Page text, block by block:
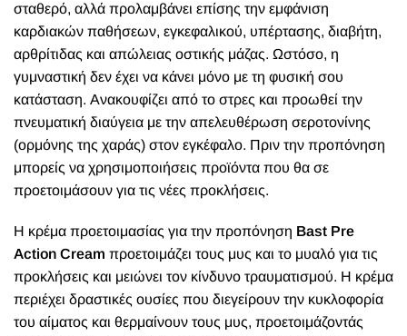
σταθερό, αλλά προλαμβάνει επίσης την εμφάνιση
καρδιακών παθήσεων, εγκεφαλικού, υπέρτασης, διαβήτη,
αρθρίτιδας και απώλειας οστικής μάζας. Ωστόσο, η
γυμναστική δεν έχει να κάνει μόνο με τη φυσική σου
κατάσταση. Ανακουφίζει από το στρες και προωθεί την
πνευματική διαύγεια με την απελευθέρωση σεροτονίνης
(ορμόνης της χαράς) στον εγκέφαλο. Πριν την προπόνηση
μπορείς να χρησιμοποιήσεις προϊόντα που θα σε
προετοιμάσουν για τις νέες προκλήσεις.
Η κρέμα προετοιμασίας για την προπόνηση Bast Pre
Action Cream προετοιμάζει τους μυς και το μυαλό για τις
προκλήσεις και μειώνει τον κίνδυνο τραυματισμού. Η κρέμα
περιέχει δραστικές ουσίες που διεγείρουν την κυκλοφορία
του αίματος και θερμαίνουν τους μυς, προετοιμάζοντάς